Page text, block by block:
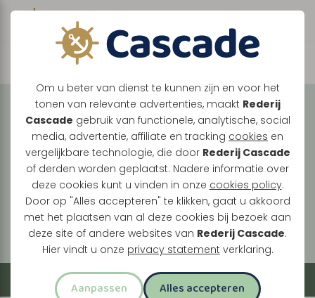
Om u beter van dienst te kunnen zijn en voor het
tonen van relevante advertenties, maakt Rederij
Cascade gebruik van functionele, analytische, social
media, advertentie, affiliate en tracking cookies en
vergelijkbare technologie, die door Rederij Cascade
of derden worden geplaatst. Nadere informatie over
deze cookies kunt u vinden in onze cookies policy.
Door op "Alles accepteren" te klikken, gaat u akkoord
met het plaatsen van al deze cookies bij bezoek aan
deze site of andere websites van Rederij Cascade.
Hier vindt u onze privacy statement verklaring.
Aanpassen Alles accepteren
Boek direct je vaart
Vaar met ons mee over
de Maasplassen
Tussen Maasbracht, Thorn en Roermond ontdek
je een landschap vol historie, natuur en levendige
oevers. Elke vaart brengt je langs verrassende
plekken, van stille plassen tot bruisende
stadskernen.
Filter